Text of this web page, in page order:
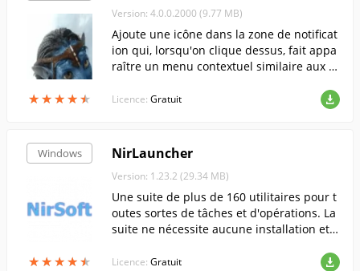
★★★★★
★★★★★
Version: 4.0.0.2000 (9.77 MB)
Ajoute une icône dans la zone de notificat
ion qui, lorsqu'on clique dessus, fait appa
raître un menu contextuel similaire aux m
Me.
Licence: Gratuit
Windows
★★★★★
★★★★★
NirLauncher
Version: 1.23.2 (29.34 MB)
Une suite de plus de 160 utilitaires pour t
outes sortes de tâches et d'opérations. La
suite ne nécessite aucune installation et p
un disque dur externe.
Licence: Gratuit